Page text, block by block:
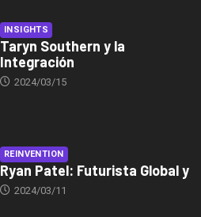
INSIGHTS
Taryn Southern y la
Integración
2024/03/15
REINVENTION
Ryan Patel: Futurista Global y
2024/03/11